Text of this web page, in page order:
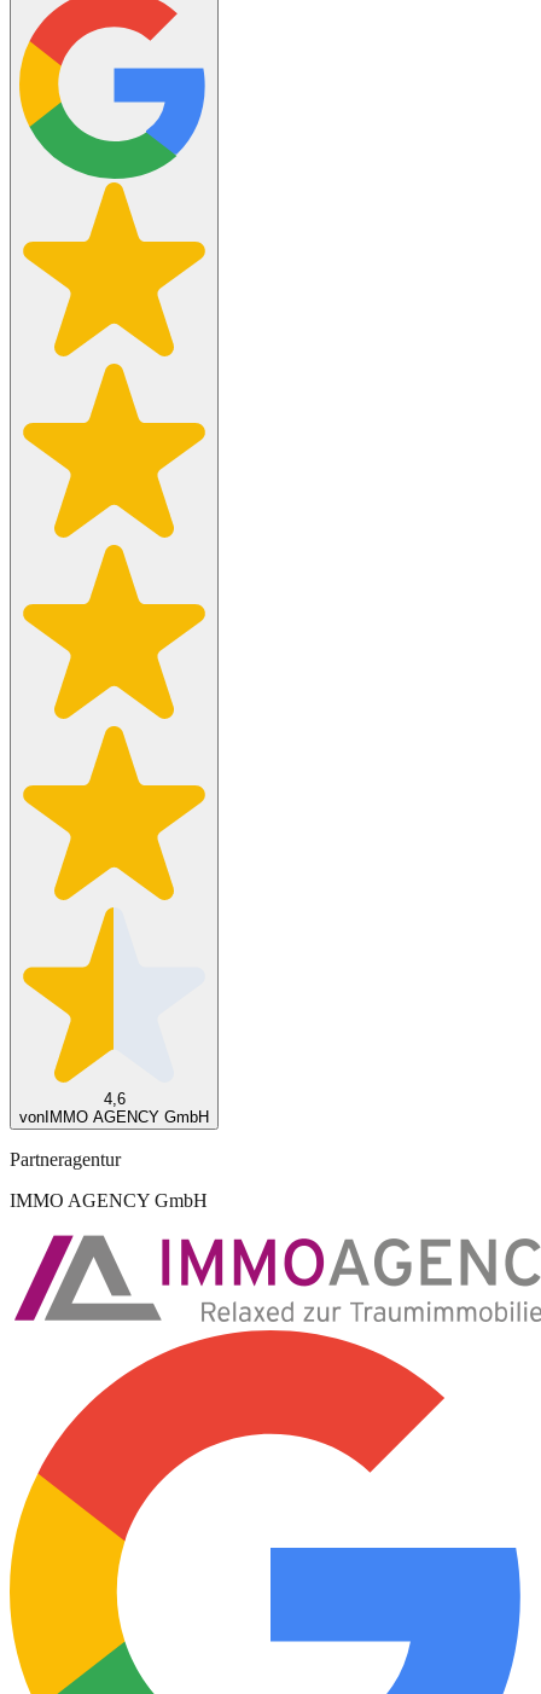
4,6
vonIMMO AGENCY GmbH
Partneragentur
IMMO AGENCY GmbH